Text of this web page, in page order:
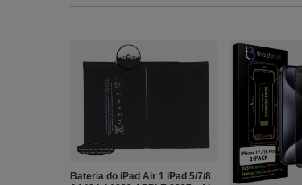
Bateria do iPad Air 1 iPad 5/7/8